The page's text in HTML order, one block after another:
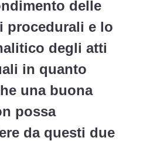
delle
procedurali e lo
degli atti
in quanto
una buona
possa
da questi due